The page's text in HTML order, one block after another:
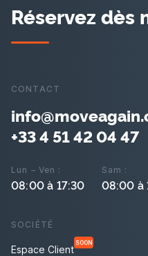
Réservez dès
CONTACT
+33 4 51 42 04 47
Lun – Ven :
08:00 à 17:30
Sam :
08:00 à
SOCIÉTÉ
Espace Client
SOON